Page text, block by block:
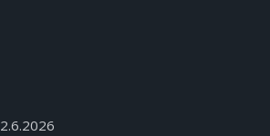
2.6.2026